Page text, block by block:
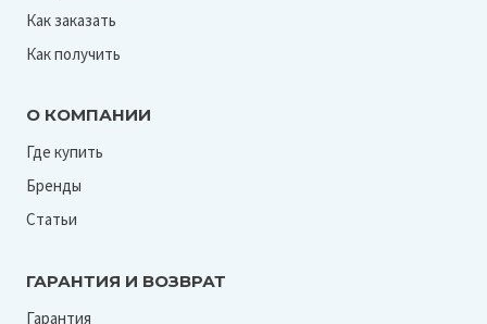
Как заказать
Как получить
О КОМПАНИИ
Где купить
Бренды
Статьи
ГАРАНТИЯ И ВОЗВРАТ
Гарантия